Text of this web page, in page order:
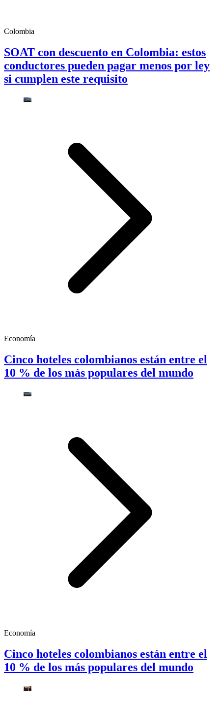
Colombia
SOAT con descuento en Colombia: estos
conductores pueden pagar menos por ley
si cumplen este requisito
Economía
Cinco hoteles colombianos están entre el
10 % de los más populares del mundo
Economía
Cinco hoteles colombianos están entre el
10 % de los más populares del mundo